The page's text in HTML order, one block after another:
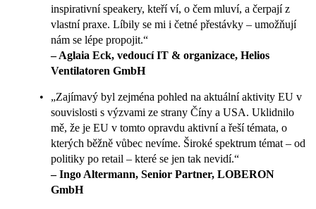
inspirativní speakery, kteří ví, o čem mluví, a čerpají z
vlastní praxe. Líbily se mi i četné přestávky – umožňují
nám se lépe propojit.“
– Aglaia Eck, vedoucí IT & organizace, Helios
Ventilatoren GmbH
„Zajímavý byl zejména pohled na aktuální aktivity EU v
souvislosti s výzvami ze strany Číny a USA. Uklidnilo
mě, že je EU v tomto opravdu aktivní a řeší témata, o
kterých běžně vůbec nevíme. Široké spektrum témat – od
politiky po retail – které se jen tak nevidí.“
– Ingo Altermann, Senior Partner, LOBERON
GmbH